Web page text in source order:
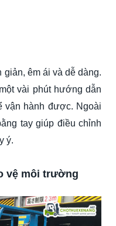
giản, êm ái và dễ dàng.
vài phút hướng dẫn
vận hành được. Ngoài
tay giúp điều chỉnh
ý.
vệ môi trường